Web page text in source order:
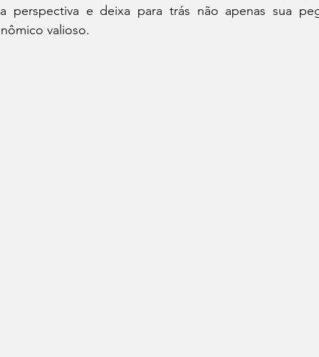
perspectiva e deixa para trás não apenas sua
valioso.